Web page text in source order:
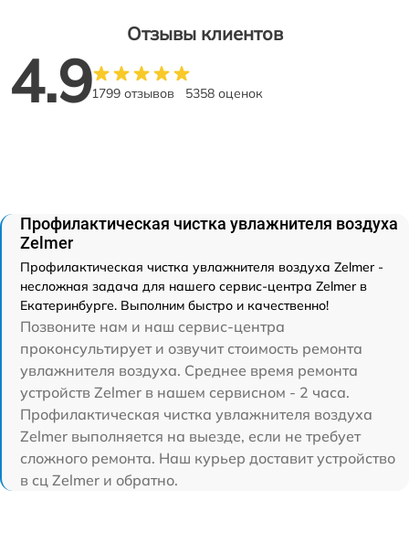
Отзывы клиентов
4.91799 отзывов 5358 оценок
Профилактическая чистка увлажнителя воздуха
Zelmer
Профилактическая чистка увлажнителя воздуха Zelmer -
несложная задача для нашего сервис-центра Zelmer в
Екатеринбурге. Выполним быстро и качественно!
Позвоните нам и наш сервис-центра
проконсультирует и озвучит стоимость ремонта
увлажнителя воздуха. Среднее время ремонта
устройств Zelmer в нашем сервисном - 2 часа.
Профилактическая чистка увлажнителя воздуха
Zelmer выполняется на выезде, если не требует
сложного ремонта. Наш курьер доставит устройство
в сц Zelmer и обратно.